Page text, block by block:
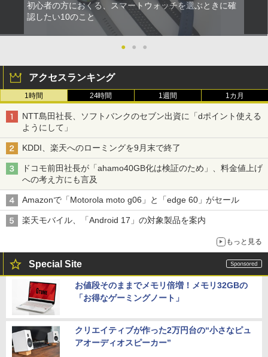
初心者の方におくる、スマートウォッチを選ぶときに確
認したい10のこと
● ● ●
アクセスランキング
1時間 24時間 1週間 1カ月
NTT島田社長、ソフトバンクのセブン出資に「dポイント使える
ようにして」
KDDI、楽天へのローミングを9月末で終了
ドコモ前田社長が「ahamo40GB化は検証のため」、料金値上げ
への考え方にも言及
Amazonで「Motorola moto g06」と「edge 60」がセール
楽天モバイル、「Android 17」の対象製品を案内
もっと見る
Special Site
お値段そのままでメモリ倍増！メモリ32GBの
「お得なゲーミングノート」
クリエイティブが作った2万円台の“小さなピュ
アオーディオスピーカー”